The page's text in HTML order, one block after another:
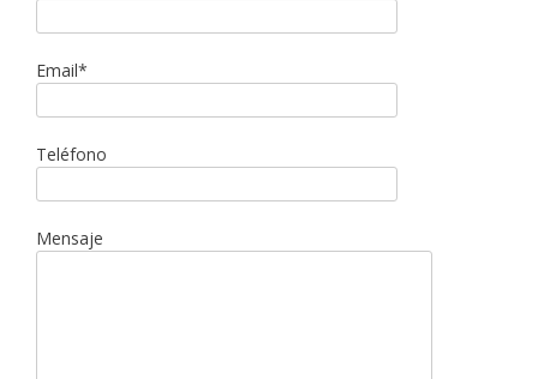
Email*
Teléfono
Mensaje